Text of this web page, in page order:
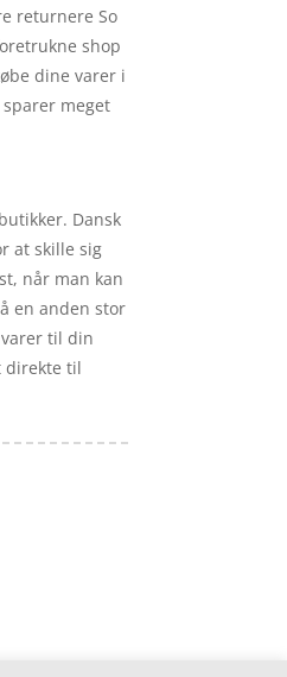
returnere So
shop
dine varer i
meget
Dansk
at skille sig
når man kan
en anden stor
til din
direkte til